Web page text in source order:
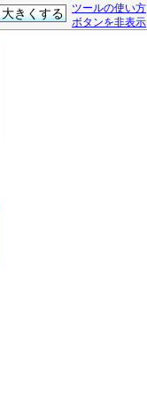
ツールの使い方
ボタンを非表示
大きくする